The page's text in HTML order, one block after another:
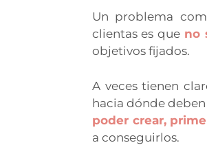
Un problema
clientas es queno
objetivos fijados.
A veces tienen
hacia dónde
poder crear,
a conseguirlos.